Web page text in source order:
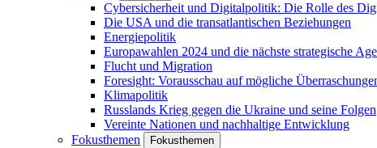
Cybersicherheit und Digitalpolitik: Die Rolle des
Die USA und die transatlantischen Beziehungen
Energiepolitik
Europawahlen 2024 und die nächste strategische
Flucht und Migration
Foresight: Vorausschau auf mögliche
Klimapolitik
Russlands Krieg gegen die Ukraine und seine Folgen
Vereinte Nationen und nachhaltige Entwicklung
Fokusthemen
Fokusthemen